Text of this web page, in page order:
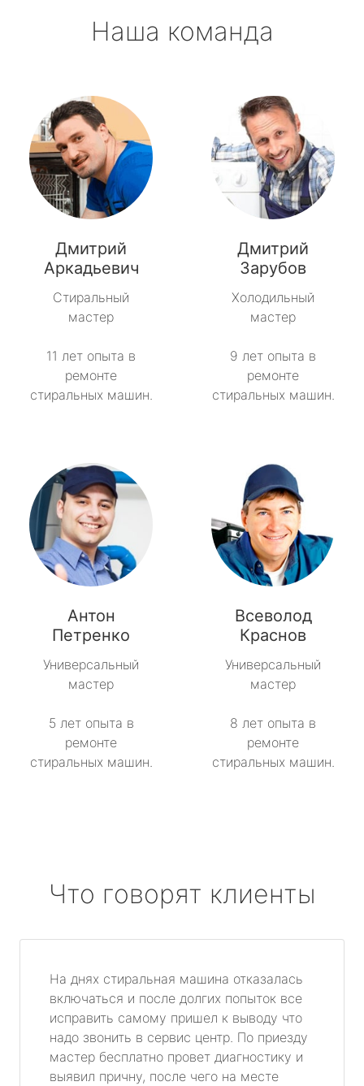
Наша команда
Дмитрий
Аркадьевич
Стиральный
мастер
11 лет опыта в
ремонте
стиральных машин.
Дмитрий
Зарубов
Холодильный
мастер
9 лет опыта в
ремонте
стиральных машин.
Антон
Петренко
Универсальный
мастер
5 лет опыта в
ремонте
стиральных машин.
Всеволод
Краснов
Универсальный
мастер
8 лет опыта в
ремонте
стиральных машин.
Что говорят клиенты
На днях стиральная машина отказалась
включаться и после долгих попыток все
исправить самому пришел к выводу что
надо звонить в сервис центр. По приезду
мастер бесплатно провет диагностику и
выявил причну, после чего на месте